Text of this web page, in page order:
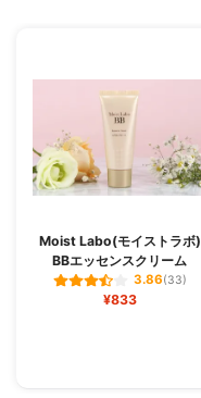
Moist Labo(モイストラボ)
BBエッセンスクリーム
3.86(33)
¥833